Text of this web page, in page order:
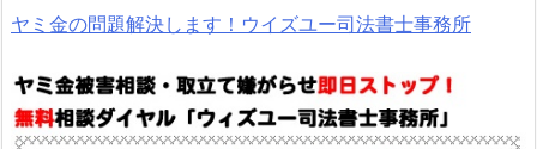
ヤミ金の問題解決します！ウイズユー司法書士事務所